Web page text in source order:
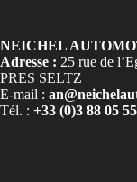
NEICHEL
Adresse : 25 rue de
PRES SELTZ
E-mail :
Tél. : +33 (0)3 88 05